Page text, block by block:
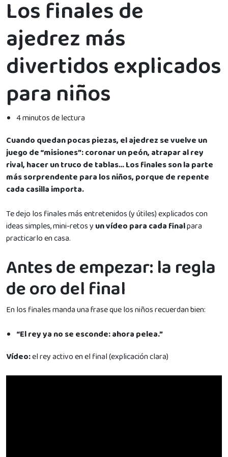
Los finales de
ajedrez más
divertidos explicados
para niños
4 minutos de lectura
Cuando quedan pocas piezas, el ajedrez se vuelve un
juego de “misiones”: coronar un peón, atrapar al rey
rival, hacer un truco de tablas… Los finales son la parte
más sorprendente para los niños, porque de repente
cada casilla importa.
Te dejo los finales más entretenidos (y útiles) explicados con
ideas simples, mini-retos y un vídeo para cada finalpara
practicarlo en casa.
Antes de empezar: la regla
de oro del final
En los finales manda una frase que los niños recuerdan bien:
“El rey ya no se esconde: ahora pelea.”
Vídeo:el rey activo en el final (explicación clara)